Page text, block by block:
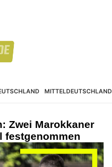
MITTELDEUTSCHLAND
Zwei Marokkaner
festgenommen